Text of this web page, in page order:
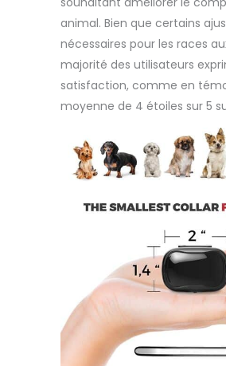
animal. Bien que certains
nécessaires pour les races
majorité des utilisateurs
satisfaction, comme en
moyenne de 4 étoiles sur 5